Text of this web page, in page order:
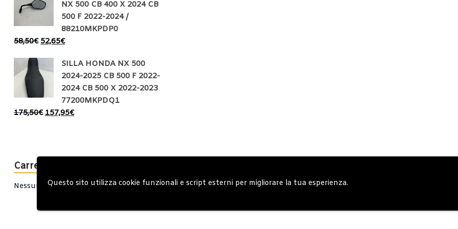
Questo sito utilizza cookie funzionali e script esterni per migliorare la tua esperienza.
NX 500 CB 400 X 2024 CB
500 F 2022-2024 /
88210MKPDP0
58,50€ 52,65€
SILLA HONDA NX 500
2024-2025 CB 500 F 2022-
2024 CB 500 X 2022-2023
77200MKPDQ1
175,50€ 157,95€
Carrello
Nessun prodotto nel carrello.